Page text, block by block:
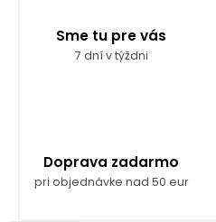
Sme tu pre vás
7 dní v týždni
Doprava zadarmo
pri objednávke nad 50 eur